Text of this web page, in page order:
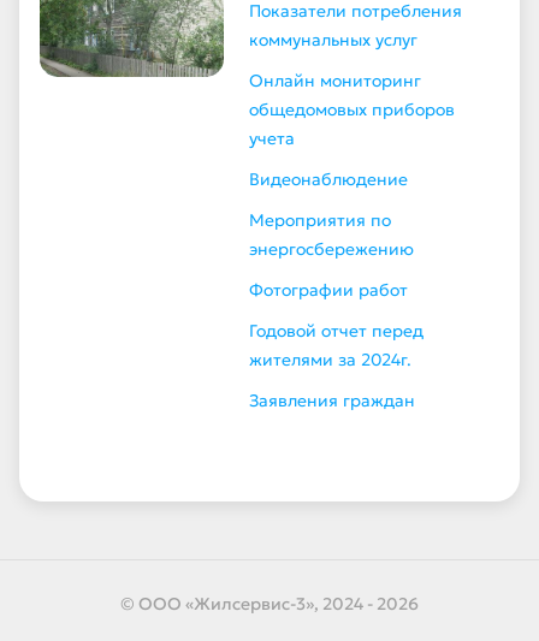
Показатели потребления
коммунальных услуг
Онлайн мониторинг
общедомовых приборов
учета
Видеонаблюдение
Мероприятия по
энергосбережению
Фотографии работ
Годовой отчет перед
жителями за 2024г.
Заявления граждан
© ООО «Жилсервис-3», 2024 - 2026